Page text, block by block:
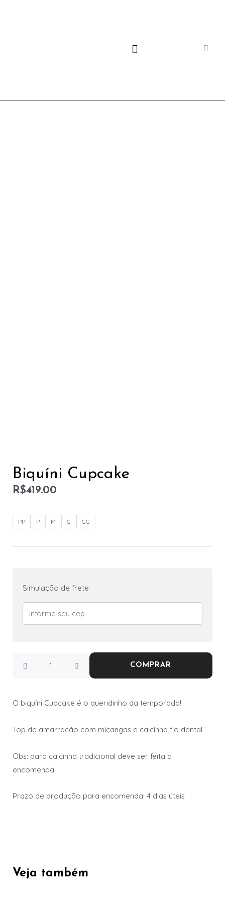
Biquíni Cupcake
R$419.00
PP P M G GG
Simulação de frete
COMPRAR
O biquíni Cupcake é o queridinho da temporada!
Top de amarração com miçangas e calcinha fio dental
Obs: para calcinha tradicional deve ser feita a
encomenda.
Prazo de produção para encomenda: 4 dias úteis
Veja também